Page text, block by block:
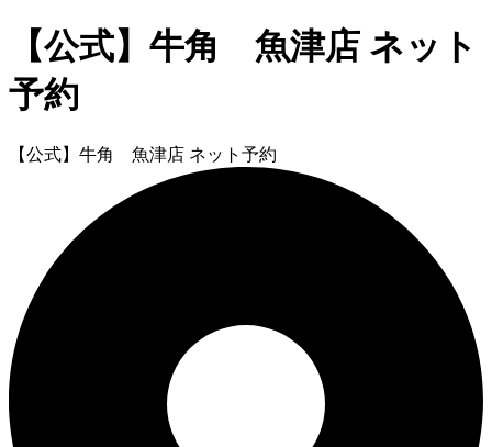
【公式】牛角 魚津店 ネット
予約
【公式】牛角 魚津店 ネット予約